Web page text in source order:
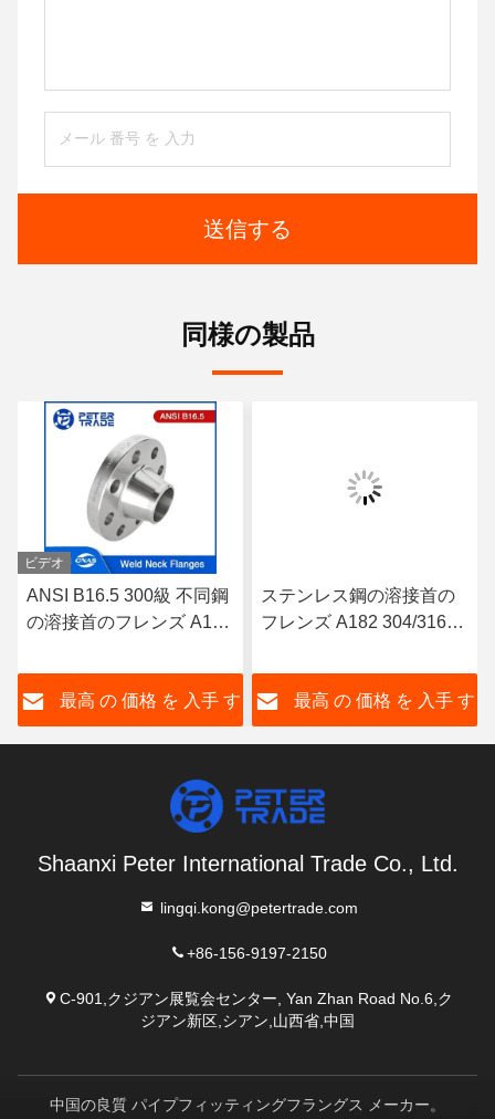
送信する
同様の製品
ビデオ
ANSI B16.5 300級 不同鋼
の溶接首のフレンズ A182
面と平面
最高 の 価格 を 入手 す
ステンレス鋼の溶接首の
フレンズ A182 304/316L
ANSI B16.5 150級
最高 の 価格 を 入手 す
Shaanxi Peter International Trade Co., Ltd.
lingqi.kong@petertrade.com
+86-156-9197-2150
C-901,クジアン展覧会センター, Yan Zhan Road No.6,ク
ジアン新区,シアン,山西省,中国
中国の良質 パイプフィッティングフラングス メーカー。